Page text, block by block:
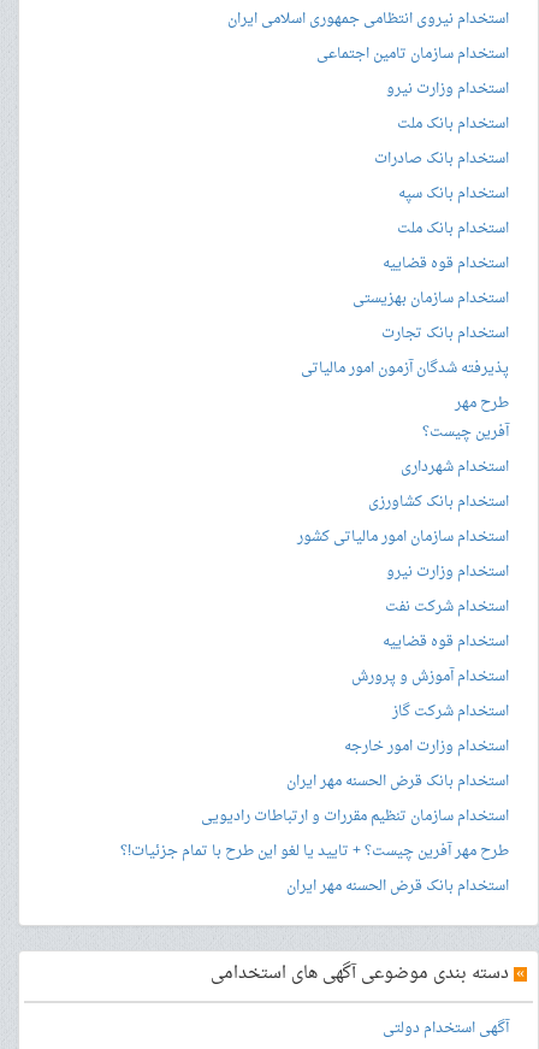
استخدام نیروی انتظامی جمهوری اسلامی ایران
استخدام سازمان تامین اجتماعی
استخدام وزارت نیرو
استخدام بانک ملت
استخدام بانک صادرات
استخدام بانک سپه
استخدام بانک ملت
استخدام قوه قضاییه
استخدام سازمان بهزیستی
استخدام بانک تجارت
پذیرفته شدگان آزمون امور مالیاتی
طرح مهر
آفرین چیست؟
استخدام شهرداری
استخدام بانک کشاورزی
استخدام سازمان امور مالیاتی کشور
استخدام وزارت نیرو
استخدام شرکت نفت
استخدام قوه قضاییه
استخدام آموزش و پرورش
استخدام شرکت گاز
استخدام وزارت امور خارجه
استخدام بانک قرض الحسنه مهر ایران
استخدام سازمان تنظیم مقررات و ارتباطات رادیویی
طرح مهر آفرین چیست؟ + تایید یا لغو این طرح با تمام جزئیات!؟
استخدام بانک قرض الحسنه مهر ایران
» دسته بندی موضوعی آگهی های استخدامی
آگهی استخدام دولتی